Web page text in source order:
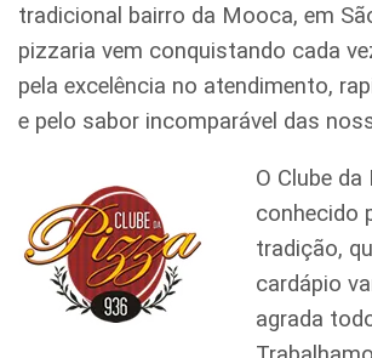
tradicional bairro da Mooca, em
pizzaria vem conquistando cada
pela excelência no atendimento,
e pelo sabor incomparável das
O Clube
conhecido
tradição,
cardápio
agrada